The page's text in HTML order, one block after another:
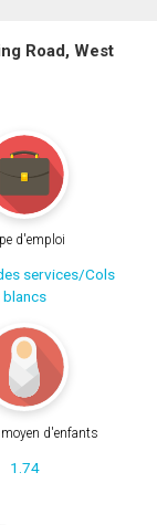
Road, West
d'emploi
services/Cols
blancs
d'enfants
1.74